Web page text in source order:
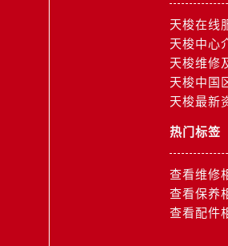
天梭在线
天梭中心
天梭维修
天梭中国
天梭最新
热门标签
查看维修
查看保养
查看配件